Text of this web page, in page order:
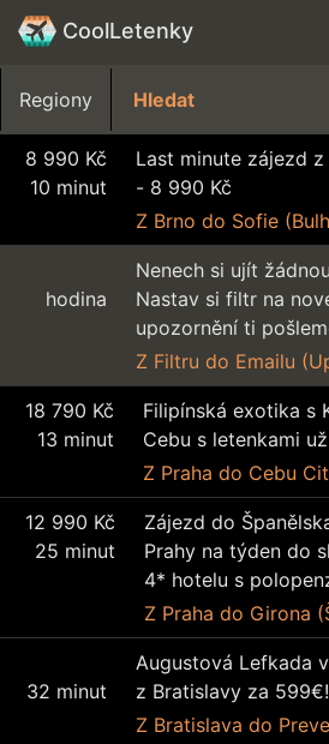
CoolLetenky
Regiony
8 990 Kč
10 minut
Last minute zájezd z
- 8 990 Kč
Z Brno do Sofie
hodina
Nenech si ujít
Nastav si filtr na
upozornění ti
Z Filtru do Emailu
18 790 Kč
13 minut
Filipínská exotika s
Cebu s letenkami
Z Praha do Cebu
12 990 Kč
25 minut
Zájezd do
Prahy na týden do
4* hotelu s
Z Praha do Girona
32 minut
Augustová Lefkada
z Bratislavy za
Z Bratislava do